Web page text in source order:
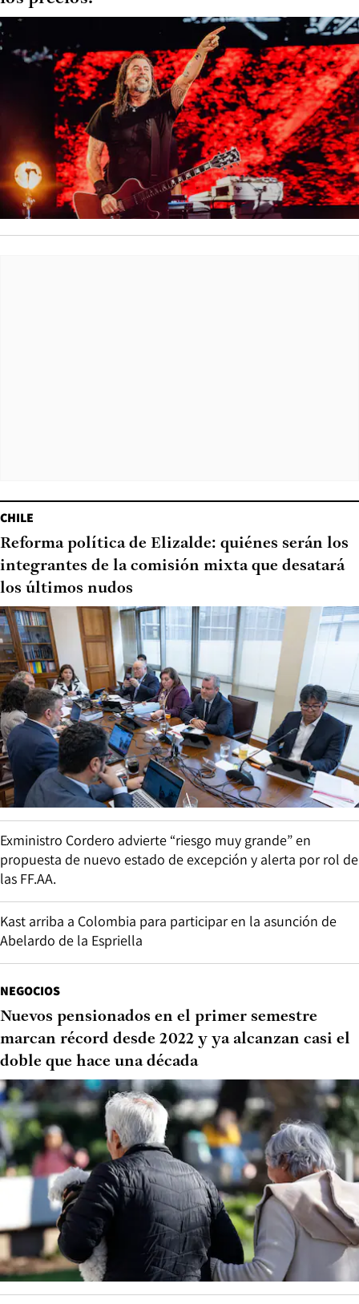
CHILE
Reforma política de Elizalde: quiénes serán los
integrantes de la comisión mixta que desatará
los últimos nudos
Exministro Cordero advierte “riesgo muy grande” en
propuesta de nuevo estado de excepción y alerta por rol de
las FF.AA.
Kast arriba a Colombia para participar en la asunción de
Abelardo de la Espriella
NEGOCIOS
Nuevos pensionados en el primer semestre
marcan récord desde 2022 y ya alcanzan casi el
doble que hace una década